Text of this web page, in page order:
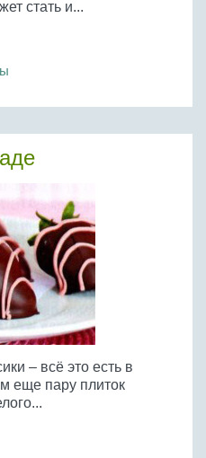
стать и...
– всё это есть в
еще пару плиток